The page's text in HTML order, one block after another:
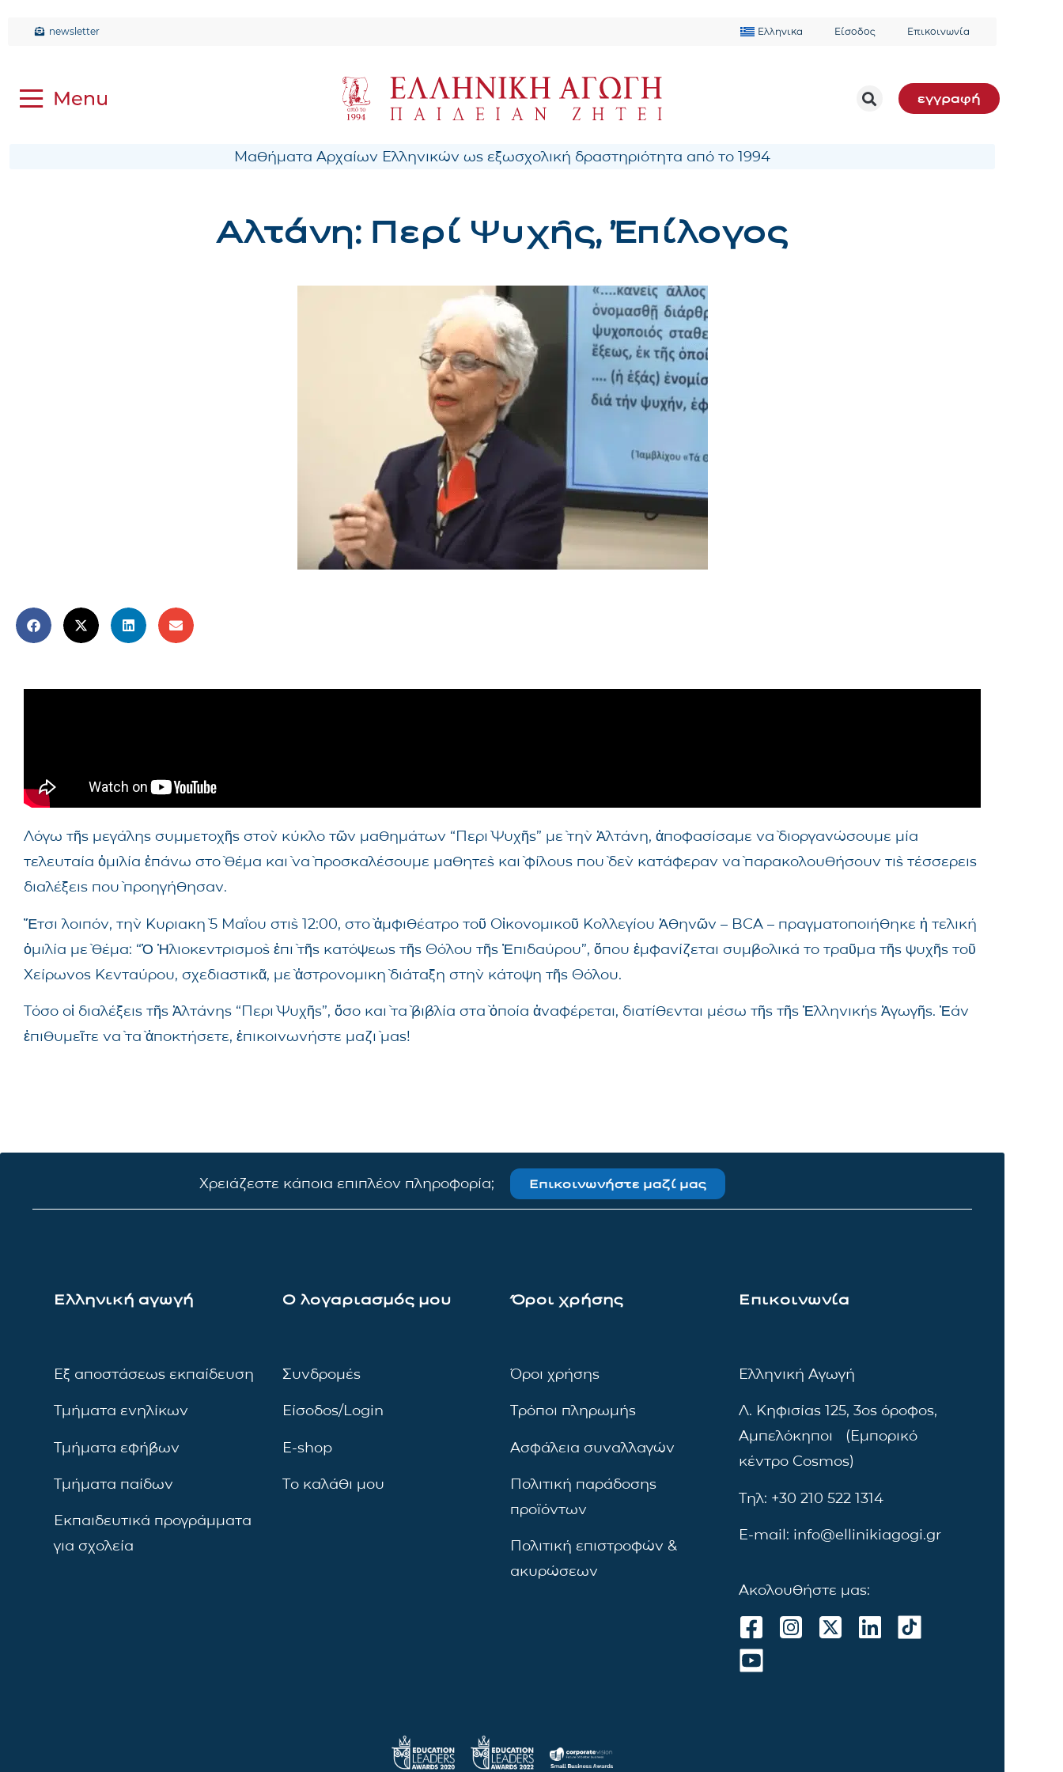
newsletter Ελληνικα Είσοδος Επικοινωνία
εγγραφή
Μαθήματα Αρχαίων Ελληνικών ως εξωσχολική δραστηριότητα από το 1994
Αλτάνη: Περί Ψυχῆς, Ἐπίλογος
Λόγω τῆς μεγάλης συμμετοχῆς στὸν κύκλο τῶν μαθημάτων “Περὶ Ψυχῆς” μὲ τὴν Ἀλτάνη, ἀποφασίσαμε νὰ διοργανώσουμε μία
τελευταία ὁμιλία ἐπάνω στὸ θέμα καὶ νὰ προσκαλέσουμε μαθητὲς καὶ φίλους ποὺ δὲν κατάφεραν νὰ παρακολουθήσουν τὶς τέσσερεις
διαλέξεις ποὺ προηγήθησαν.
Ἔτσι λοιπόν, τὴν Κυριακὴ 5 Μαΐου στὶς 12:00, στὸ ἀμφιθέατρο τοῦ Οἰκονομικοῦ Κολλεγίου Ἀθηνῶν – BCA – πραγματοποιήθηκε ἡ τελική
ὀμιλία μὲ θέμα: “Ὁ Ἡλιοκεντρισμὸς ἐπὶ τῆς κατόψεως τῆς Θόλου τῆς Ἐπιδαύρου”, ὅπου ἐμφανίζεται συμβολικά το τραῦμα τῆς ψυχῆς τοῦ
Χείρωνος Κενταύρου, σχεδιαστικᾶ, μὲ ἀστρονομικὴ διάταξη στὴν κάτοψη τῆς Θόλου.
Τόσο οἱ διαλέξεις τῆς Ἀλτάνης “Περὶ Ψυχῆς”, ὄσο καὶ τὰ βιβλία στὰ ὀποία ἀναφέρεται, διατίθενται μέσω τῆς τῆς Ἑλληνικής Ἀγωγῆς. Ἐάν
ἐπιθυμεῖτε νὰ τὰ ἀποκτήσετε, ἐπικοινωνήστε μαζὶ μας!
Χρειάζεστε κάποια επιπλέον πληροφορία; Επικοινωνήστε μαζί μας
Ελληνική αγωγή
Εξ αποστάσεως εκπαίδευση
Τμήματα ενηλίκων
Τμήματα εφήβων
Τμήματα παίδων
Εκπαιδευτικά προγράμματα
για σχολεία
Ο λογαριασμός μου
Συνδρομές
Είσοδος/Login
E-shop
Το καλάθι μου
Όροι χρήσης
Όροι χρήσης
Τρόποι πληρωμής
Ασφάλεια συναλλαγών
Πολιτική παράδοσης
προϊόντων
Πολιτική επιστροφών &
ακυρώσεων
Επικοινωνία
Ελληνική Αγωγή
Λ. Κηφισίας 125, 3ος όροφος,
Αμπελόκηποι (Εμπορικό
κέντρο Cosmos)
Τηλ: +30 210 522 1314
E-mail: info@ellinikiagogi.gr
Ακολουθήστε μας: